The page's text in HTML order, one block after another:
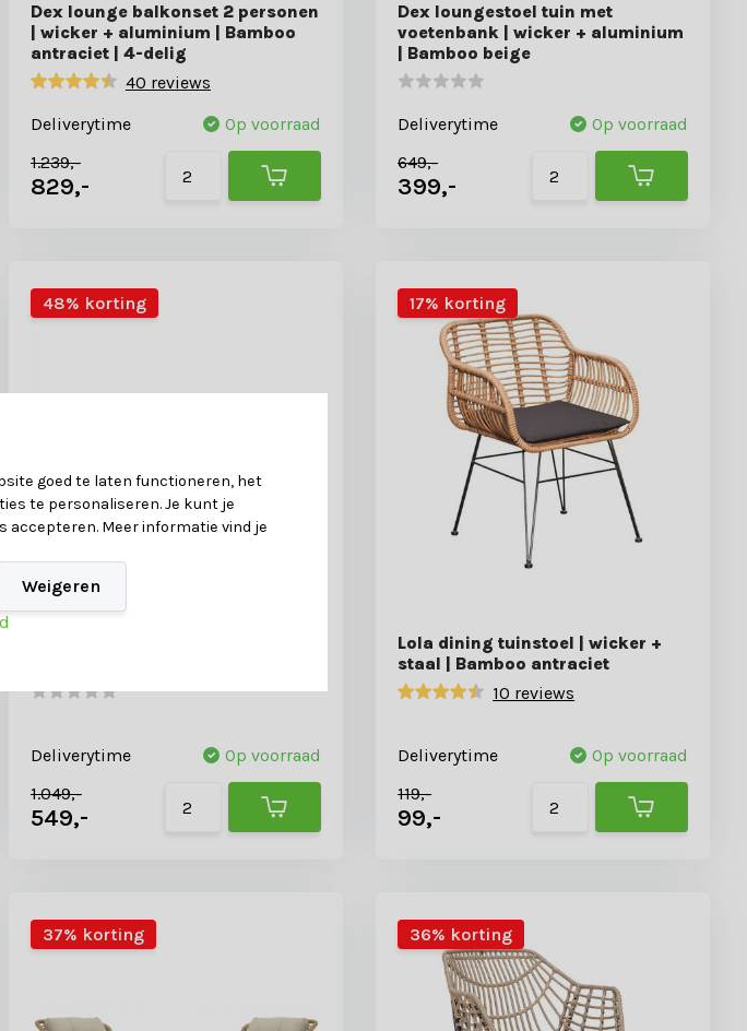
Dex lounge balkonset 2 personen
| wicker + aluminium | Bamboo
antraciet | 4-delig
40 reviews
Deliverytime
Op voorraad
1.239,-
829,-
Dex loungestoel tuin met
voetenbank | wicker + aluminium
| Bamboo beige
Deliverytime
Op voorraad
649,-
399,-
48% korting
Deliverytime
Op voorraad
1.049,-
549,-
17% korting
Lola dining tuinstoel | wicker +
staal | Bamboo antraciet
10 reviews
Deliverytime
Op voorraad
119,-
99,-
37% korting 36% korting
goed te laten functioneren, het
te personaliseren. Je kunt je
accepteren. Meer informatie vind je
Weigeren